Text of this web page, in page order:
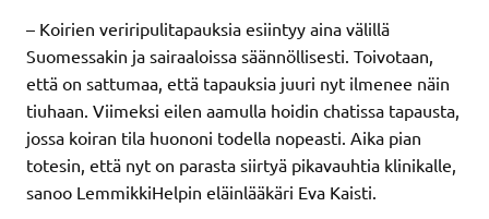
– Koirien veriripulitapauksia esiintyy aina välillä
Suomessakin ja sairaaloissa säännöllisesti. Toivotaan,
että on sattumaa, että tapauksia juuri nyt ilmenee näin
tiuhaan. Viimeksi eilen aamulla hoidin chatissa tapausta,
jossa koiran tila huononi todella nopeasti. Aika pian
totesin, että nyt on parasta siirtyä pikavauhtia klinikalle,
sanoo LemmikkiHelpin eläinlääkäri Eva Kaisti.